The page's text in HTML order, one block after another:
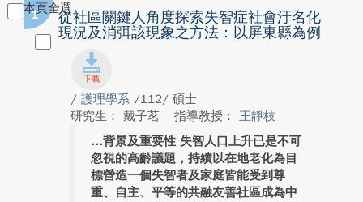
本頁全選
1
從社區關鍵人角度探索失智症社會汙名化
現況及消弭該現象之方法：以屏東縣為例
/ 護理學系 /112/ 碩士
研究生： 戴子茗
指導教授： 王靜枝
背景及重要性 失智人口上升已是不可
忽視的高齡議題，持續以在地老化為目
標營造一個失智者及家庭皆能受到尊
重、自主、平等的共融友善社區成為中